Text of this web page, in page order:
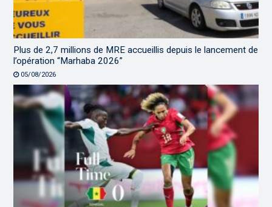
Plus de 2,7 millions de MRE accueillis depuis le lancement de
l’opération “Marhaba 2026”
05/08/2026